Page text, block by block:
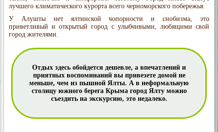
лучшего климатического курорта всего черноморского побережья.
У Алушты нет ялтинской чопорности и снобизма, это
приветливый и открытый город с улыбчивыми, любящими свой
город жителями.
Отдых здесь обойдется дешевле, а впечатлений и
приятных воспоминаний вы привезете домой не
меньше, чем из пышной Ялты. А в неформальную
столицу южного берега Крыма город Ялту можно
съездить на экскурсию, это недалеко.